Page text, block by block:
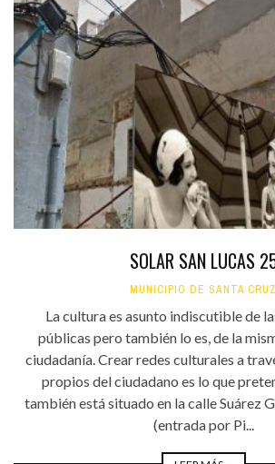
SOLAR SAN LUCAS
MUNICIPIO DE SANTA CRUZ
La cultura es asunto indiscutible de
públicas pero también lo es, de la
ciudadanía. Crear redes culturales a
propios del ciudadano es lo que
también está situado en la calle Suárez
(entrada por Pi...